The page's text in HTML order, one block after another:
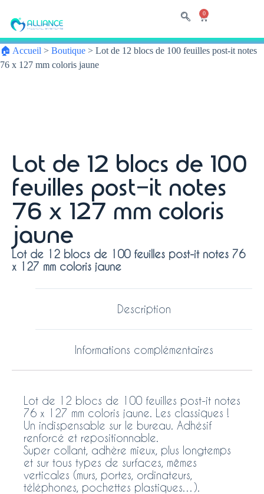
0
🏠 Accueil > Boutique > Lot de 12 blocs de 100 feuilles post-it notes
76 x 127 mm coloris jaune
Lot de 12 blocs de 100
feuilles post-it notes
76 x 127 mm coloris
jaune
Lot de 12 blocs de 100 feuilles post-it notes 76
x 127 mm coloris jaune
Description
Informations complémentaires
Lot de 12 blocs de 100 feuilles post-it notes
76 x 127 mm coloris jaune. Les classiques !
Un indispensable sur le bureau. Adhésif
renforcé et repositionnable.
Super collant, adhère mieux, plus longtemps
et sur tous types de surfaces, mêmes
verticales (murs, portes, ordinateurs,
téléphones, pochettes plastiques…).